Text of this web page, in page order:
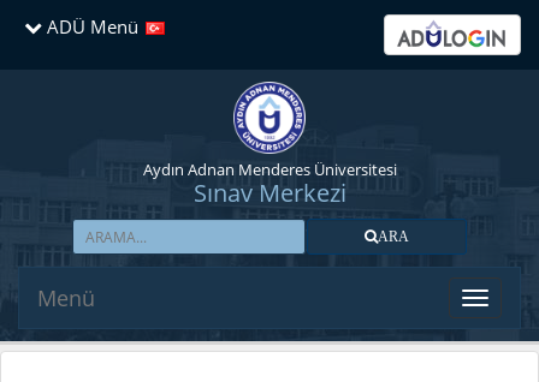
ADÜ Menü
Aydın Adnan Menderes Üniversitesi
Sınav Merkezi
ARA
Menü